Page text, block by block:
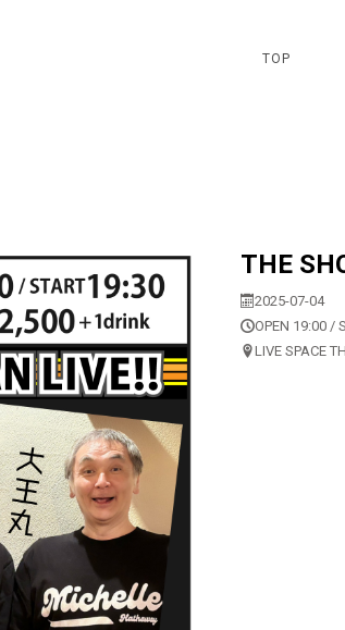
TOP
THE
2025-07-04
OPEN 19:00 /
LIVE SPACE